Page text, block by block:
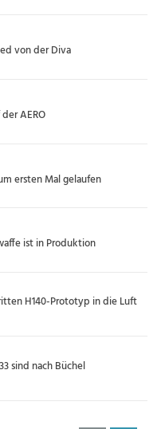
von der Diva
AERO
ersten Mal gelaufen
ist in Produktion
H140-Prototyp in die Luft
sind nach Büchel